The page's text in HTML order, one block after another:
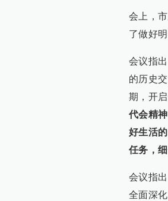
会上，
了做好
会议指
的历史
期，开
代会精
好生活
任务，
会议指出
全面深